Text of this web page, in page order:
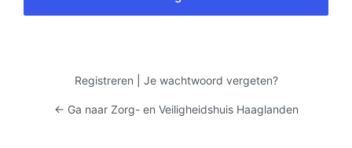
Registreren Je wachtwoord vergeten?
← Ga naar Zorg- en Veiligheidshuis Haaglanden